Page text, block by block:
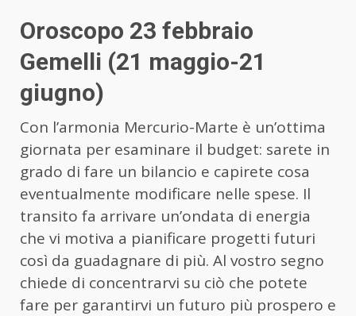
Oroscopo 23 febbraio
Gemelli (21 maggio-21
giugno)
Con l’armonia Mercurio-Marte è un’ottima
giornata per esaminare il budget: sarete in
grado di fare un bilancio e capirete cosa
eventualmente modificare nelle spese. Il
transito fa arrivare un’ondata di energia
che vi motiva a pianificare progetti futuri
così da guadagnare di più. Al vostro segno
chiede di concentrarvi su ciò che potete
fare per garantirvi un futuro più prospero e